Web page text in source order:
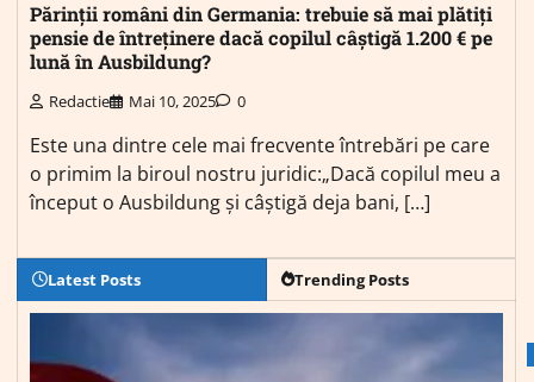
Părinții români din Germania: trebuie să mai plătiți
pensie de întreținere dacă copilul câștigă 1.200 € pe
lună în Ausbildung?
Redactie Mai 10, 2025 0
Este una dintre cele mai frecvente întrebări pe care
o primim la biroul nostru juridic:„Dacă copilul meu a
început o Ausbildung și câștigă deja bani, […]
Latest Posts Trending Posts